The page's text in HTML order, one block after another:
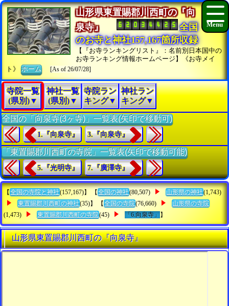
山形県東置賜郡川西町の『向
泉寺』
全国
のお寺と神社157,167箇所収録
【『お寺ランキングリスト』：名前別日本国中の
お寺ランキング情報ホームページ】《お寺メイ
ト》ホーム [As of 26/07/28]
寺院一覧
(県別)▼
神社一覧
(県別)▼
寺院ラン
キング▼
神社ラン
キング▼
全国の「向泉寺(3ヶ寺)」一覧表(矢印で移動可)
1.『向泉寺』 3.『向泉寺』
「東置賜郡川西町の寺院」一覧表(矢印で移動可能)
5.『光明寺』 7.『廣澤寺』
【 全国の寺院と神社(157,167)】 【 全国の神社(80,507) 山形県の神社(1,743)
東置賜郡川西町の神社(35)】 【 全国の寺院(76,660)
山形県の寺院
(1,473)
東置賜郡川西町の寺院(45) 「6.向泉寺」 】
山形県東置賜郡川西町の『向泉寺』